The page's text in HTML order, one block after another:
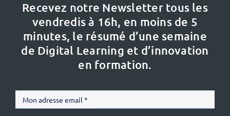
Recevez notre Newsletter tous les
vendredis à 16h, en moins de 5
minutes, le résumé d’une semaine
de Digital Learning et d’innovation
en formation.